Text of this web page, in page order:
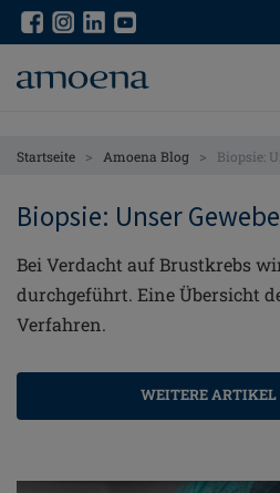
Skip
content
Skip
content
Startseite > Amoena Blog > Biopsie:
Biopsie: Unser
Bei Verdacht auf Brustkrebs
durchgeführt. Eine Übersicht
Verfahren.
WEITERE ARTIKEL